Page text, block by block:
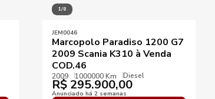
1/8
JEM0046
Marcopolo Paradiso 1200 G7
2009 Scania K310 à Venda
COD.46
2009 1000000 Km Diesel
R$ 295.900,00
Anunciado há 2 semanas